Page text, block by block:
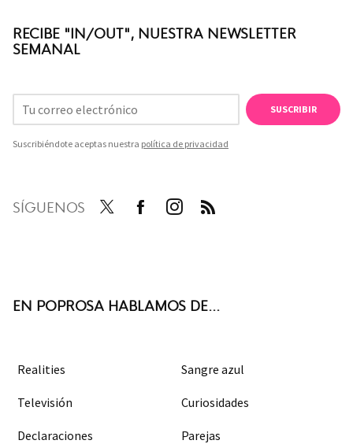
RECIBE "IN/OUT", NUESTRA NEWSLETTER
SEMANAL
SUSCRIBIR
Suscribiéndote aceptas nuestra política de privacidad
SÍGUENOS
EN POPROSA HABLAMOS DE...
Realities Sangre azul
Televisión Curiosidades
Declaraciones Parejas